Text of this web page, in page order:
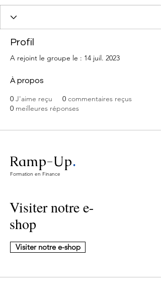
Profil
A rejoint le groupe le : 14 juil. 2023
À propos
0 J'aime reçu 0 commentaires reçus
0 meilleures réponses
Ramp-Up.
Formation en Finance
Visiter notre e-
shop
Visiter notre e-shop